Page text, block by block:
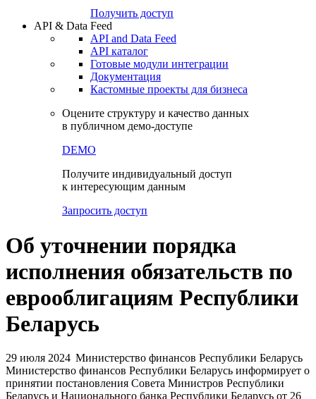
Попробуйте7-дневный
Откройте глобальную базу данных
Получить доступ
API & Data Feed
API and Data Feed
Готовые модули интеграции
Документация
в публичном демо-доступе
Об уточнении порядка
исполнения обязательств по
Беларусь